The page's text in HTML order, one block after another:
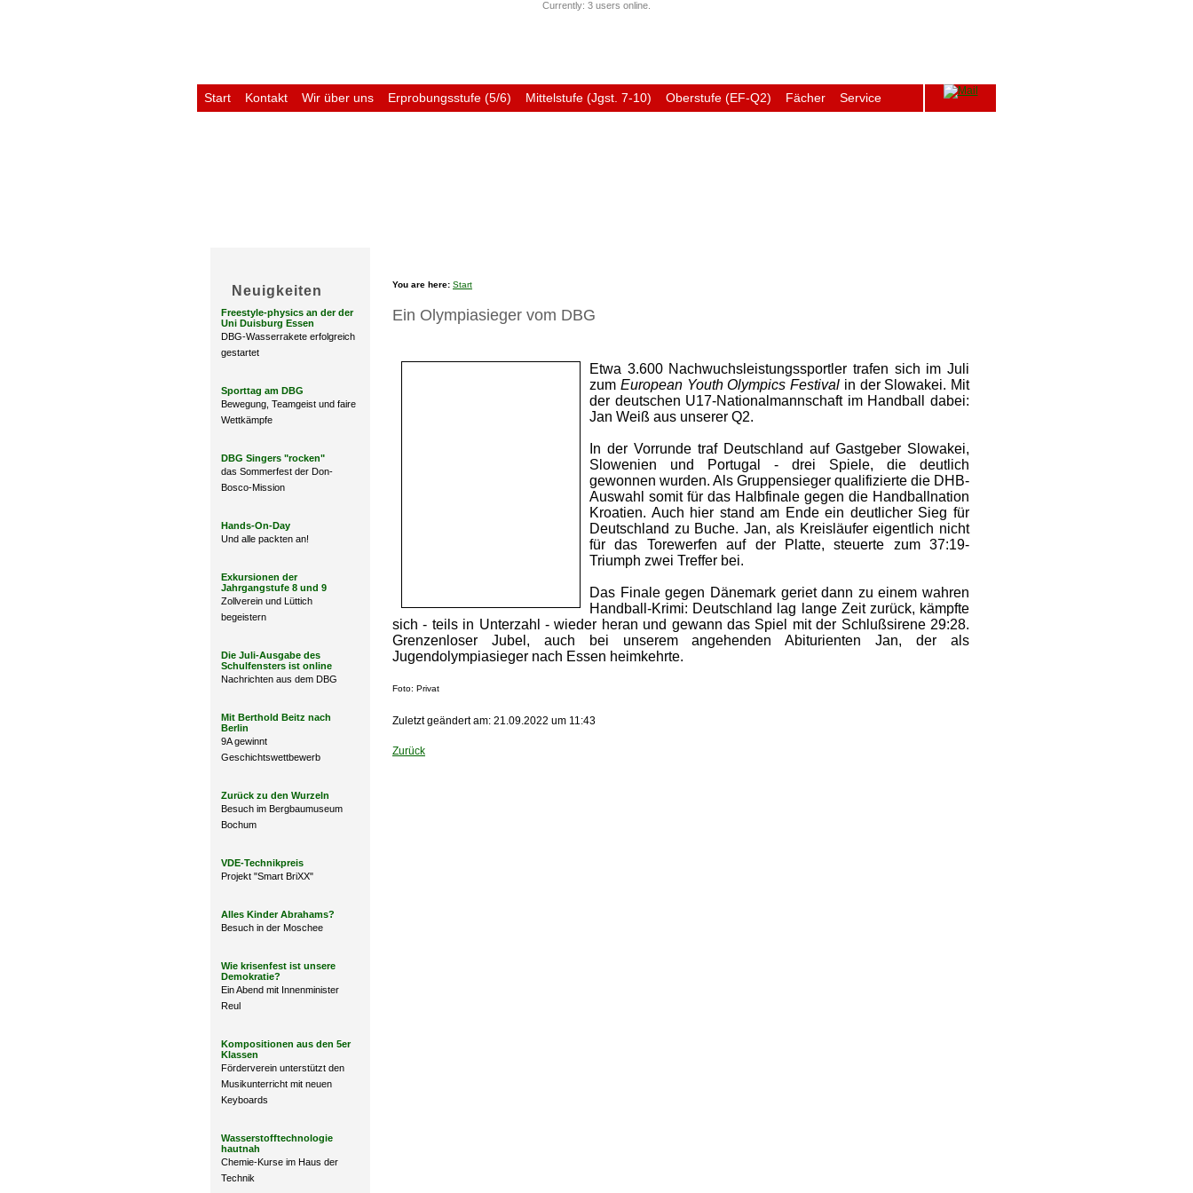
Currently: 3 users online.
Start Kontakt Wir über uns Erprobungsstufe (5/6) Mittelstufe (Jgst. 7-10) Oberstufe (EF-Q2) Fächer
Service
Neuigkeiten
Freestyle-physics an der der
Uni Duisburg Essen
DBG-Wasserrakete erfolgreich
gestartet
Sporttag am DBG
Bewegung, Teamgeist und faire
Wettkämpfe
DBG Singers "rocken"
das Sommerfest der Don-
Bosco-Mission
Hands-On-Day
Und alle packten an!
Exkursionen der
Jahrgangstufe 8 und 9
Zollverein und Lüttich
begeistern
Die Juli-Ausgabe des
Schulfensters ist online
Nachrichten aus dem DBG
Mit Berthold Beitz nach
Berlin
9A gewinnt
Geschichtswettbewerb
Zurück zu den Wurzeln
Besuch im Bergbaumuseum
Bochum
VDE-Technikpreis
Projekt "Smart BriXX"
Alles Kinder Abrahams?
Besuch in der Moschee
Wie krisenfest ist unsere
Demokratie?
Ein Abend mit Innenminister
Reul
Kompositionen aus den 5er
Klassen
Förderverein unterstützt den
Musikunterricht mit neuen
Keyboards
Wasserstofftechnologie
hautnah
Chemie-Kurse im Haus der
Technik
You are here: Start
Ein Olympiasieger vom DBG
Etwa 3.600 Nachwuchsleistungssportler trafen sich im Juli
zum European Youth Olympics Festival in der Slowakei. Mit
der deutschen U17-Nationalmannschaft im Handball dabei:
Jan Weiß aus unserer Q2.
In der Vorrunde traf Deutschland auf Gastgeber Slowakei,
Slowenien und Portugal - drei Spiele, die deutlich
gewonnen wurden. Als Gruppensieger qualifizierte die DHB-
Auswahl somit für das Halbfinale gegen die Handballnation
Kroatien. Auch hier stand am Ende ein deutlicher Sieg für
Deutschland zu Buche. Jan, als Kreisläufer eigentlich nicht
für das Torewerfen auf der Platte, steuerte zum 37:19-
Triumph zwei Treffer bei.
Das Finale gegen Dänemark geriet dann zu einem wahren
Handball-Krimi: Deutschland lag lange Zeit zurück, kämpfte
sich - teils in Unterzahl - wieder heran und gewann das Spiel mit der Schlußsirene 29:28.
Grenzenloser Jubel, auch bei unserem angehenden Abiturienten Jan, der als
Jugendolympiasieger nach Essen heimkehrte.
Foto: Privat
Zuletzt geändert am: 21.09.2022 um 11:43
Zurück